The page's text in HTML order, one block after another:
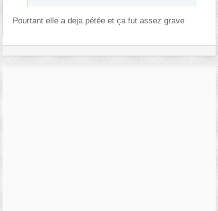
Pourtant elle a deja pétée et ça fut assez grave